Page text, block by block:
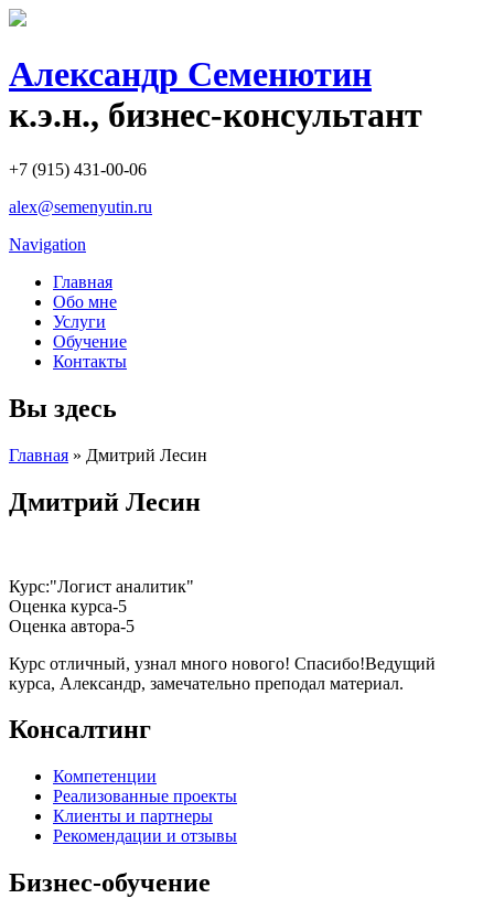
Александр Семенютин
к.э.н., бизнес-консультант
+7 (915) 431-00-06
alex@semenyutin.ru
Navigation
Главная
Обо мне
Услуги
Обучение
Контакты
Вы здесь
Главная » Дмитрий Лесин
Дмитрий Лесин
Курс:"Логист аналитик"
Оценка курса-5
Оценка автора-5
Курс отличный, узнал много нового! Спасибо!Ведущий
курса, Александр, замечательно преподал материал.
Консалтинг
Компетенции
Реализованные проекты
Клиенты и партнеры
Рекомендации и отзывы
Бизнес-обучение